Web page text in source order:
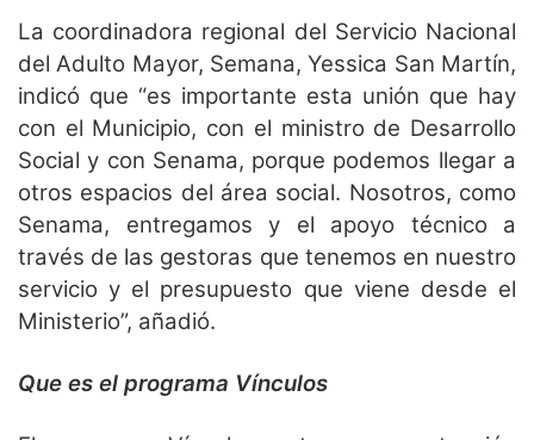
La coordinadora regional del Servicio Nacional
del Adulto Mayor, Semana, Yessica San Martín,
indicó que “es importante esta unión que hay
con el Municipio, con el ministro de Desarrollo
Social y con Senama, porque podemos llegar a
otros espacios del área social. Nosotros, como
Senama, entregamos y el apoyo técnico a
través de las gestoras que tenemos en nuestro
servicio y el presupuesto que viene desde el
Ministerio”, añadió.
Que es el programa Vínculos